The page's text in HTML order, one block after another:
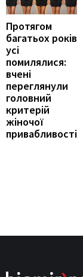
Протягом
багатьох років
усі
помилялися:
вчені
переглянули
головний
критерій
жіночої
привабливості